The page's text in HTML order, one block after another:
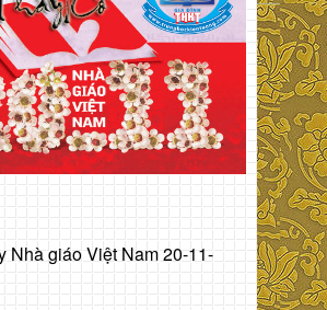
Nhà giáo Việt Nam 20-11-